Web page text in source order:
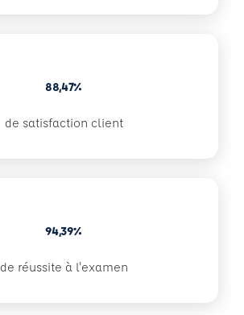
88,47%
de satisfaction client
94,39%
de réussite à l'examen